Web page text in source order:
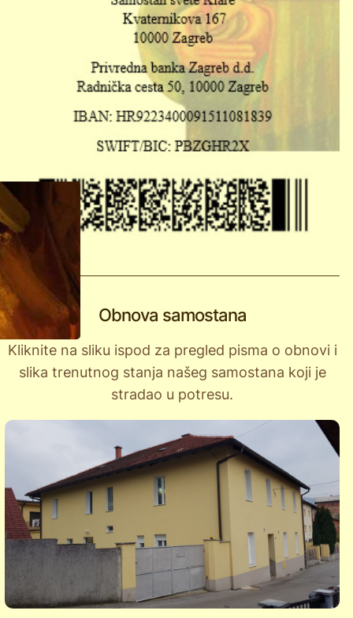
Obnova samostana
Kliknite na sliku ispod za pregled pisma o obnovi i
slika trenutnog stanja našeg samostana koji je
stradao u potresu.